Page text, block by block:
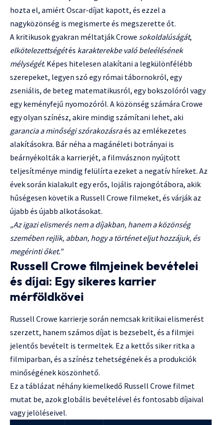
hozta el, amiért Oscar-díjat kapott, és ezzel a
nagyközönség is megismerte és megszerette őt.
A kritikusok gyakran méltatják Crowe sokoldalúságát,
elkötelezettségétés karakterekbe való beleélésének
mélységét. Képes hitelesen alakítani a legkülönfélébb
szerepeket, legyen szó egy római tábornokról, egy
zseniális, de beteg matematikusról, egy bokszolóról vagy
egy keményfejű nyomozóról. A közönség számára Crowe
egy olyan színész, akire mindig számítani lehet, aki
garancia a minőségi szórakozásraés az emlékezetes
alakításokra. Bár néha a magánéleti botrányai is
beárnyékolták a karrierjét, a filmvásznon nyújtott
teljesítménye mindig felülírta ezeket a negatív híreket. Az
évek során kialakult egy erős, lojális rajongótábora, akik
hűségesen követik a Russell Crowe filmeket, és várják az
újabb és újabb alkotásokat.
„Az igazi elismerés nem a díjakban, hanem a közönség
szemében rejlik, abban, hogy a történet eljut hozzájuk, és
megérinti őket.”
Russell Crowe filmjeinek bevételei
és díjai: Egy sikeres karrier
mérföldkövei
Russell Crowe karrierje során nemcsak kritikai elismerést
szerzett, hanem számos díjat is bezsebelt, és a filmjei
jelentős bevételt is termeltek. Ez a kettős siker ritka a
filmiparban, és a színész tehetségének és a produkciók
minőségének köszönhető.
Ez a táblázat néhány kiemelkedő Russell Crowe filmet
mutat be, azok globális bevételével és fontosabb díjaival
vagy jelöléseivel.